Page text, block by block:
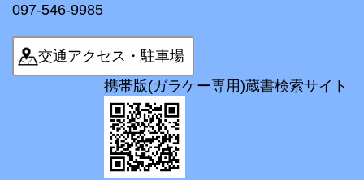
097-546-9985
交通アクセス・駐車場
携帯版(ガラケー専用)蔵書検索サイト